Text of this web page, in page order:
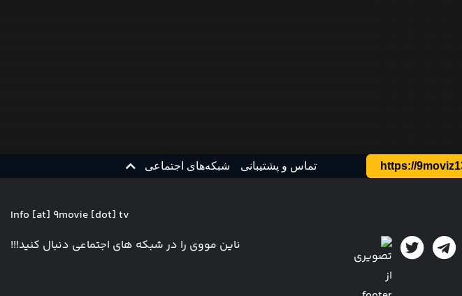
https:// تماس و پشتیبانی شبکه‌های اجتماعی
Info [at] 9movie [dot] tv
ناین مووی را در شبکه های اجتماعی دنبال کنید!!!